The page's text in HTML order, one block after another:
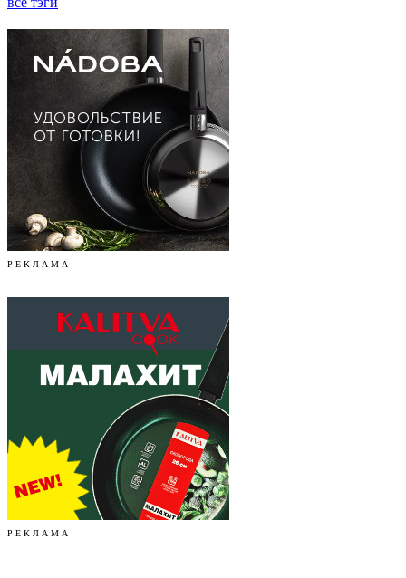
Р Е К Л А М А
Р Е К Л А М А